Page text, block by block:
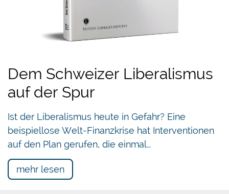
Dem Schweizer Liberalismus
auf der Spur
Ist der Liberalismus heute in Gefahr? Eine
beispiellose Welt-Finanzkrise hat Interventionen
auf den Plan gerufen, die einmal…
mehr lesen